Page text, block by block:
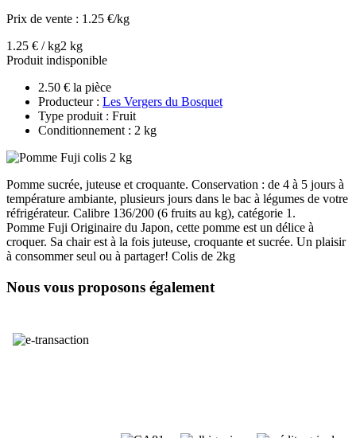
Prix de vente : 1.25 €/kg
1.25 € / kg2 kg
Produit indisponible
2.50 € la pièce
Producteur : Les Vergers du Bosquet
Type produit : Fruit
Conditionnement : 2 kg
Pomme sucrée, juteuse et croquante. Conservation : de 4 à 5 jours à
température ambiante, plusieurs jours dans le bac à légumes de votre
réfrigérateur. Calibre 136/200 (6 fruits au kg), catégorie 1.
Pomme Fuji Originaire du Japon, cette pomme est un délice à
croquer. Sa chair est à la fois juteuse, croquante et sucrée. Un plaisir
à consommer seul ou à partager! Colis de 2kg
Nous vous proposons également